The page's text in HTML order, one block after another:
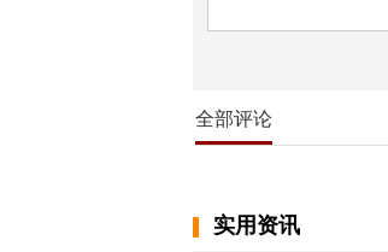
全部评论
实用资讯